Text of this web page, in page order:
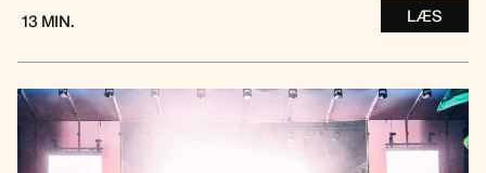
13 MIN. LÆS